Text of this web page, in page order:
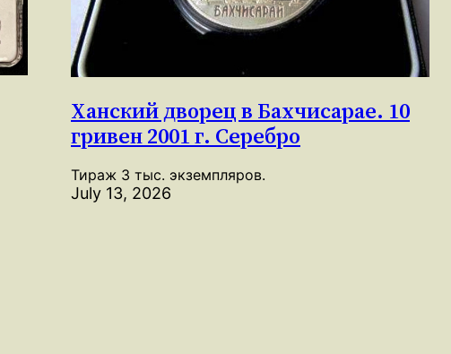
Ханский дворец в Бахчисарае. 10
гривен 2001 г. Серебро
Тираж 3 тыс. экземпляров.
July 13, 2026